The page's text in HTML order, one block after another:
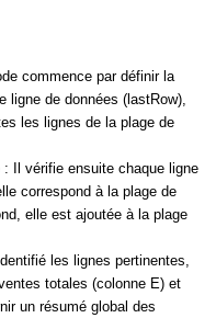
commence par définir la
ligne de données (lastRow),
les lignes de la plage de
: Il vérifie ensuite chaque ligne
correspond à la plage de
elle est ajoutée à la plage
les lignes pertinentes,
totales (colonne E) et
un résumé global des